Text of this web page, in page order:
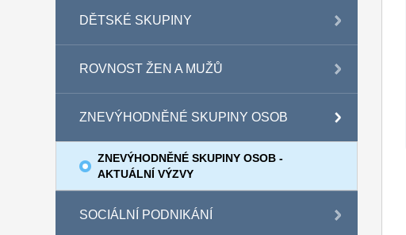
DĚTSKÉ SKUPINY
ROVNOST ŽEN A MUŽŮ
ZNEVÝHODNĚNÉ SKUPINY OSOB
ZNEVÝHODNĚNÉ SKUPINY OSOB -
AKTUÁLNÍ VÝZVY
SOCIÁLNÍ PODNIKÁNÍ